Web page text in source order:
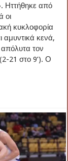
Ηττήθηκε από
οι
κυκλοφορία
αμυντικά κενά,
τον
21 στο 9’). Ο